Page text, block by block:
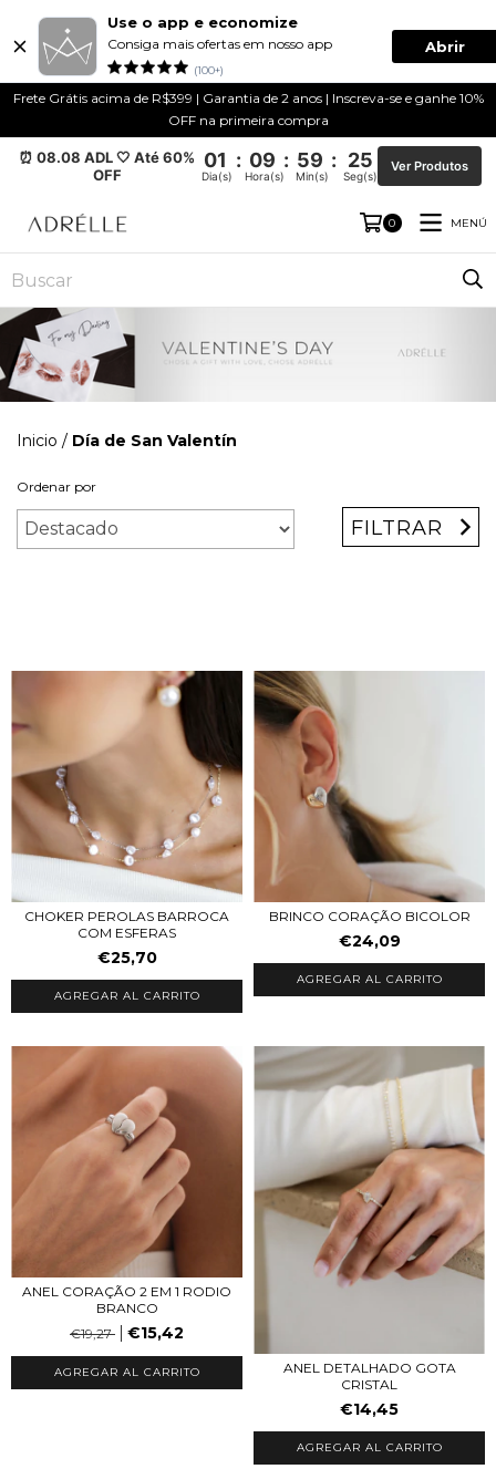
Use o app e economize
Consiga mais ofertas em nosso app
(100+)
Abrir
Frete Grátis acima de R$399 | Garantia de 2 anos | Inscreva-se e ganhe 10%
OFF na primeira compra
⏰ 08.08 ADL 🤍 Até 60%
OFF
01 : 09 : 59 : 24
Dia(s) Hora(s) Min(s) Seg(s)
Ver Produtos
0 MENÚ
Inicio / Día de San Valentín
Ordenar por
FILTRAR
CHOKER PEROLAS BARROCA
COM ESFERAS
€25,70
AGREGAR AL CARRITO
BRINCO CORAÇÃO BICOLOR
€24,09
ANEL CORAÇÃO 2 EM 1 RODIO
BRANCO
€19,27
€15,42
AGREGAR AL CARRITO
ANEL DETALHADO GOTA
CRISTAL
€14,45
AGREGAR AL CARRITO